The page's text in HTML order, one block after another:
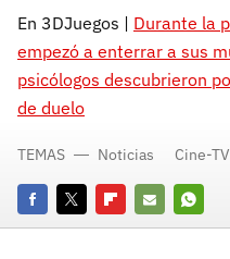
En 3DJuegos | Durante la
empezó a enterrar a sus
psicólogos descubrieron
de duelo
FacebookTwitterFlipboard
E-
TEMAS Noticias Cine-TV